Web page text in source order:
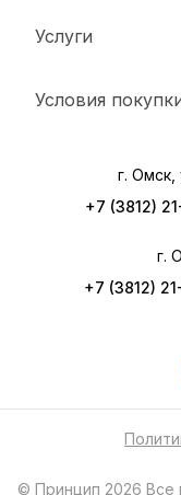
Услуги
Условия
г. Омск,
+7 (3812)
г.
+7 (3812)
© Принцип 2026 Все